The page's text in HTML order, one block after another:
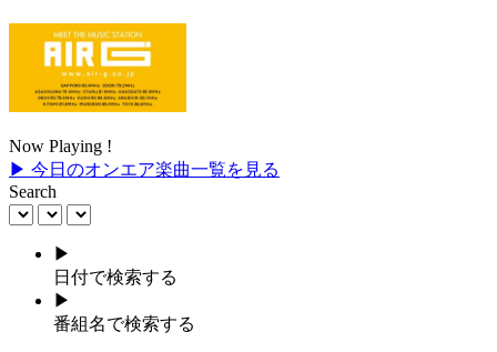
Now Playing !
▶ 今日のオンエア楽曲一覧を見る
Search
▶
日付で検索する
▶
番組名で検索する